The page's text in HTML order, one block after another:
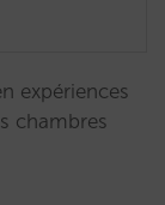
expériences
chambres